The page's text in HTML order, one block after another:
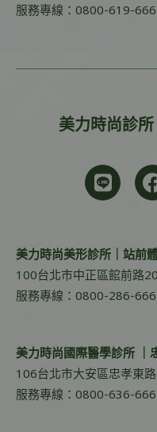
服務專線：0800-619-666
美力時尚診
美力時尚美形診所｜站前
100台北市中正區館前路
服務專線：0800-286-666
美力時尚國際醫學診所 ｜
106台北市大安區忠孝東
服務專線：0800-636-666